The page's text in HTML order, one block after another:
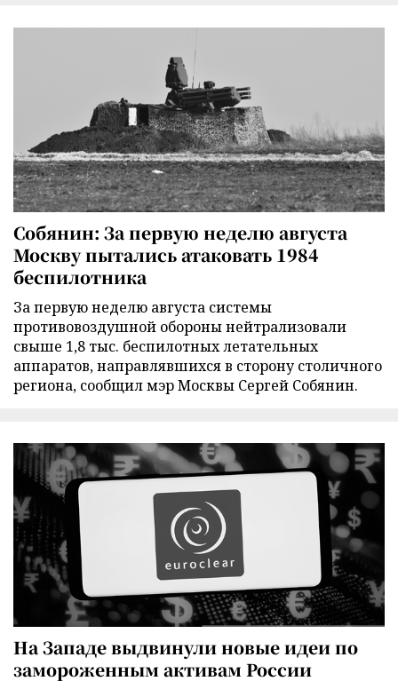
Собянин: За первую неделю августа
Москву пытались атаковать 1984
беспилотника
За первую неделю августа системы
противовоздушной обороны нейтрализовали
свыше 1,8 тыс. беспилотных летательных
аппаратов, направлявшихся в сторону столичного
региона, сообщил мэр Москвы Сергей Собянин.
На Западе выдвинули новые идеи по
замороженным активам России